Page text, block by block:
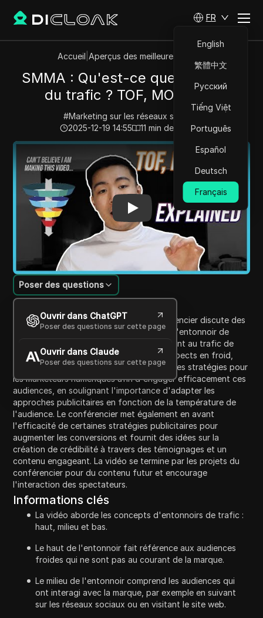
FR
English
繁體中文
Русский
Tiếng Việt
Português
Español
Deutsch
Français
Accueil Aperçus des meilleures vidéos
SMMA : Qu'est-ce que le "Heat"
du trafic ? TOF, MOF, BOF
#Marketing sur les réseaux sociaux
2025-12-19 14:55
11 min de lecture
Play Video: SMMA : Qu'est-ce que le "Heat" du trafic
Introduction au contenu
Poser des questions
Ouvrir dans ChatGPT
Poser des questions sur cette page
Ouvrir dans Claude
Poser des questions sur cette page
Dans la vidéo de cette semaine, le conférencier discute des
concepts de haut, de milieu et de bas de l'entonnoir de
vente, expliquant comment ils se rapportent au trafic de
l'audience et à la catégorisation des prospects en froid,
tiède ou chaud. La discussion comprend des stratégies pour
les marketeurs numériques afin d'engager efficacement ces
audiences, en soulignant l'importance d'adapter les
approches publicitaires en fonction de la température de
l'audience. Le conférencier met également en avant
l'efficacité de certaines stratégies publicitaires pour
augmenter les conversions et fournit des idées sur la
création de crédibilité à travers des témoignages et un
contenu engageant. La vidéo se termine par les projets du
conférencier pour du contenu futur et encourage
l'interaction des spectateurs.
Informations clés
La vidéo aborde les concepts d'entonnoirs de trafic :
haut, milieu et bas.
Le haut de l'entonnoir fait référence aux audiences
froides qui ne sont pas au courant de la marque.
Le milieu de l'entonnoir comprend les audiences qui
ont interagi avec la marque, par exemple en suivant
sur les réseaux sociaux ou en visitant le site web.